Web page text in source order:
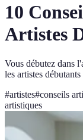
10
Artistes
Vous débutez dans
les artistes
#artistes#conseils
artistiques